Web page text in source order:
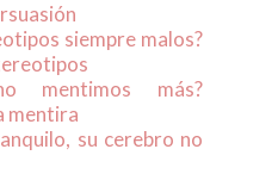
siempre malos?
mentimos más?
mentira
su cerebro no